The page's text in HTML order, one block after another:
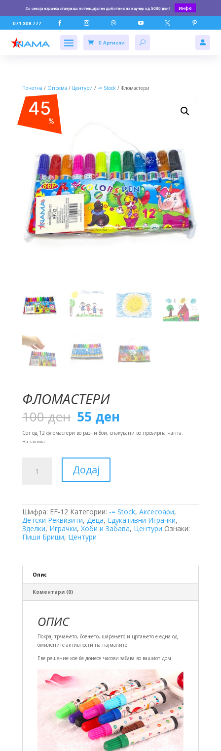
Со секоја нарачка стануваш потенцијален доботник на ваучер од 5000 ден! Инфо
071 308 777      
0 Артикли 
Почетна / Опрема / Центури / -= Stock/ Фломастери
45
%
ФЛОМАСТЕРИ
100ден Original
price
was:
100 ден.
55 ден
is:
55 ден.
Сет од 12 фломастери во разни бои, спакувани во проѕирна чанта.
На залиха
количина
Додај
Шифра: EF-12 Категории: -= Stock, Аксесоари,
Детски Реквизити, Деца, Едукативни Играчки,
Зделки, Играчки, Хоби и Забава, Центури Ознаки:
Пиши Бриши, Центури
Опис
Коментари (0)
ОПИС
Покрај трчањето, боењето, шарањето и цртањето е една од
омилените активности на најмалите.
Еве решение кое ќе донесе часови забава во вашиот дом.